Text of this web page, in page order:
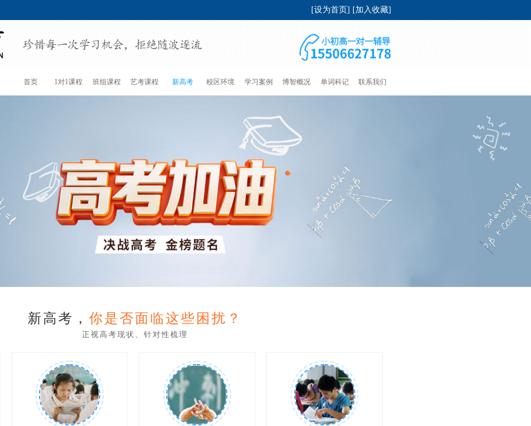
[设为首页] [加入收藏]
首页 1对1课程 班组课程 艺考课程 新高考 校区环境 学习案例 博智概况 单词科记 联系我们
新高考， 你是否面临这些困扰？
正视高考现状、针对性梳理